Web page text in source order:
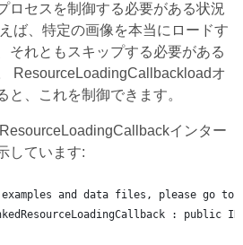
ロセスを制御する必要がある状況
ば、特定の画像を本当にロードす
それともスキップする必要がある
ResourceLoadingCallbackloadオ
と、これを制御できます。
インター
しています:
examples and data files, please go to
: public